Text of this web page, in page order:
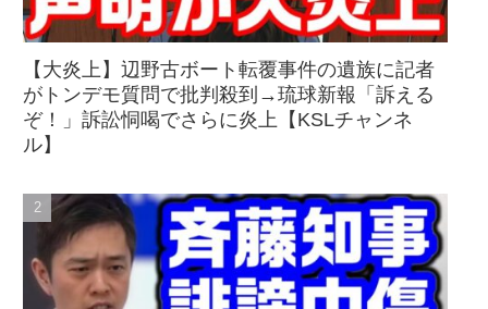
【大炎上】辺野古ボート転覆事件の遺族に記者
がトンデモ質問で批判殺到→琉球新報「訴える
ぞ！」訴訟恫喝でさらに炎上【KSLチャンネ
ル】